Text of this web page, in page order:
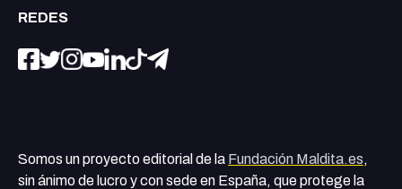
REDES
Somos un proyecto editorial de la Fundación Maldita.es,
sin ánimo de lucro y con sede en España, que protege la